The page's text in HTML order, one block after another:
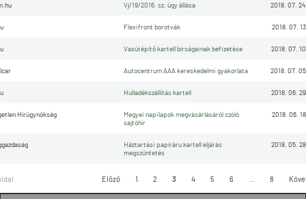
Vj/19/2016. sz. ügy állása 2018. 07. 24
Flexifront borotvák 2018. 07. 13
Vasútépítő kartell bírságainak befizetése 2018. 07. 10
Autocentrum AAA kereskedelmi gyakorlata 2018. 07. 05
Hulladékszállítás kartell 2018. 06. 29
Hírügynökség
Megyei napilapok megvásárlásáról szóló
sajtóhír
2018. 06. 18
Háztartási papíráru kartell eljárás
megszüntetés
2018. 05. 28
Előző 1 2 3 4 5 6 8